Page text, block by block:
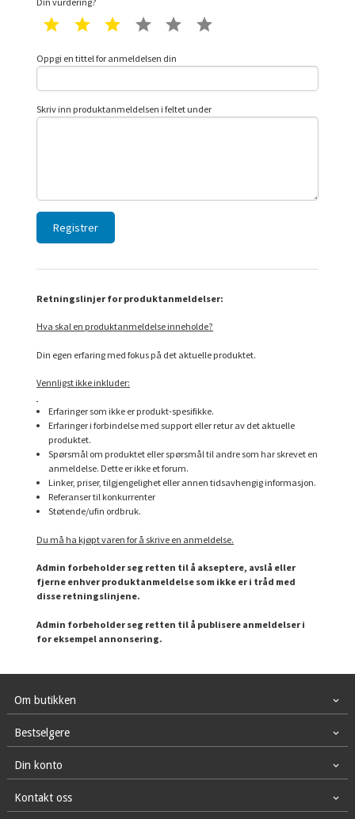
1 star 2 star 3 star 4 star 5 star
Oppgi en tittel for anmeldelsen din
Skriv inn produktanmeldelsen i feltet under
Retningslinjer for produktanmeldelser:
Hva skal en produktanmeldelse inneholde?
Din egen erfaring med fokus på det aktuelle produktet.
Vennligst ikke inkluder:
Erfaringer som ikke er produkt-spesifikke.
Erfaringer i forbindelse med support eller retur av det aktuelle
produktet.
Spørsmål om produktet eller spørsmål til andre som har skrevet en
anmeldelse. Dette er ikke et forum.
Linker, priser, tilgjengelighet eller annen tidsavhengig informasjon.
Referanser til konkurrenter
Støtende/ufin ordbruk.
Du må ha kjøpt varen for å skrive en anmeldelse.
Admin forbeholder seg retten til å akseptere, avslå eller
fjerne enhver produktanmeldelse som ikke er i tråd med
disse retningslinjene.
Admin forbeholder seg retten til å publisere anmeldelser i
for eksempel annonsering.
Om butikken
Bestselgere
Din konto
Kontakt oss